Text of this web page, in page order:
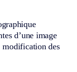
d’une image
modification des